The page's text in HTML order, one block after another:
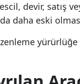
devir, satış
daha eski